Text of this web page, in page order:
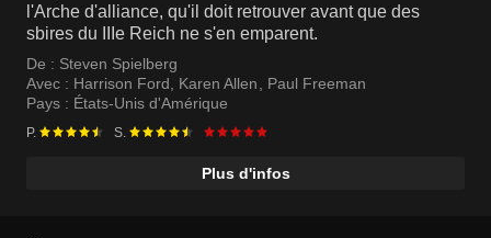
l'Arche d'alliance, qu'il doit retrouver avant que des
sbires du IIIe Reich ne s'en emparent.
De : Steven Spielberg
Avec : Harrison Ford, Karen Allen, Paul Freeman
Pays : États-Unis d'Amérique
P. S.
Plus d'infos